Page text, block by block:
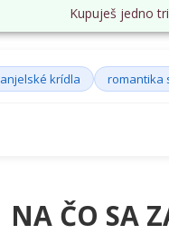
Kupuješ jedno
anjelské krídla romantika
NA ČO SA